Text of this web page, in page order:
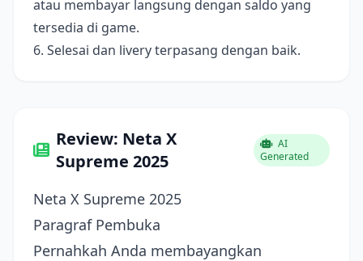
atau membayar langsung dengan saldo yang
tersedia di game.
6. Selesai dan livery terpasang dengan baik.
Review: Neta X
Supreme 2025
AI
Generated
Neta X Supreme 2025
Paragraf Pembuka
Pernahkah Anda membayangkan